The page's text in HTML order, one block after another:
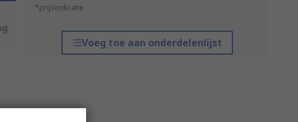
*prijsindicatie
Voeg toe aan onderdelenlijst